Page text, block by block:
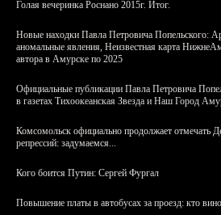
Голая вечеринка Роснано 2015г. Итог.
Новые находки Павла Петровича Попельского:
аномальные явления, Неизвестная карта
автора в Амурске по 2025
Официальные публикации Павла Петровича
в газетах Тихоокеанская Звезда и Наш Город
Комсомольск официально продолжает отмечать
репрессий: задумаемся...
Кого боится Путин: Сергей Фургал
Повышение платы в автобусах за проезд: кто